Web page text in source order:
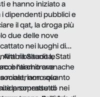
e hanno iniziato a
dipendenti pubblici e
il qat, la droga più
due delle nove
nei luoghi di
ribaltano le
è l’architrave
non solo
soprattutto nei
Saudita, Stati
cronache
mostriamo quanto
promesse di